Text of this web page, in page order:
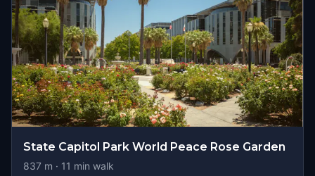
State Capitol Park World Peace Rose Garden
837 m · 11 min walk